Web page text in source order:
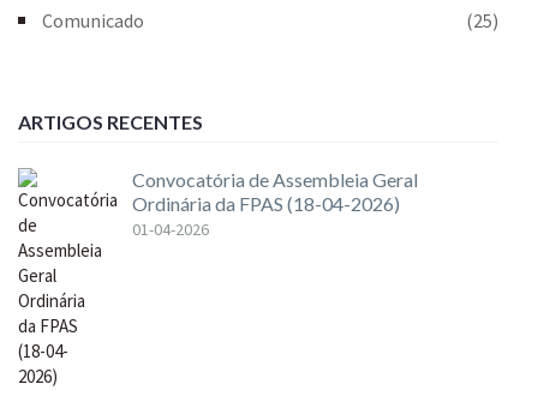
Comunicado
(25)
ARTIGOS RECENTES
Convocatória de Assembleia Geral
Ordinária da FPAS (18-04-2026)
01-04-2026